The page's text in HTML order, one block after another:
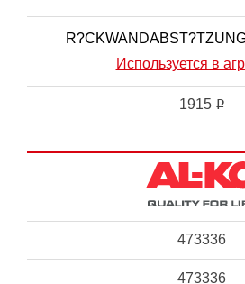
Используется в
1915 i
473336
473336